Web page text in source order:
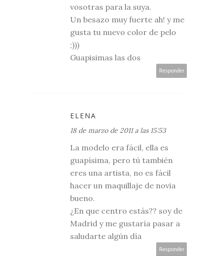
vosotras para la suya.
Un besazo muy fuerte ah! y me
gusta tu nuevo color de pelo
;)))
Guapisimas las dos
Responder
ELENA
18 de marzo de 2011 a las 15:53
La modelo era fácil, ella es
guapísima, pero tú también
eres una artista, no es fácil
hacer un maquillaje de novia
bueno.
¿En que centro estás?? soy de
Madrid y me gustaría pasar a
saludarte algún día
Responder